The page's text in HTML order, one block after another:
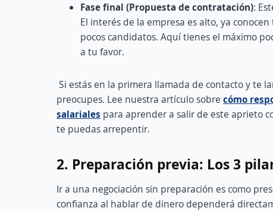
Fase final (Propuesta de contratación):
El interés de la empresa es alto, ya
pocos candidatos. Aquí tienes el máximo
a tu favor.
Si estás en la primera llamada de contacto y te
preocupes. Lee nuestra artículo sobre cómo
salariales para aprender a salir de este aprieto
te puedas arrepentir.
2. Preparación previa: Los 3
Ir a una negociación sin preparación es como
confianza al hablar de dinero dependerá